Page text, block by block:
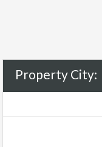
Property City: